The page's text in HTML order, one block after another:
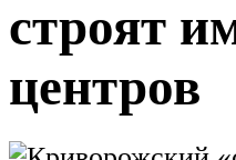
строят
центров